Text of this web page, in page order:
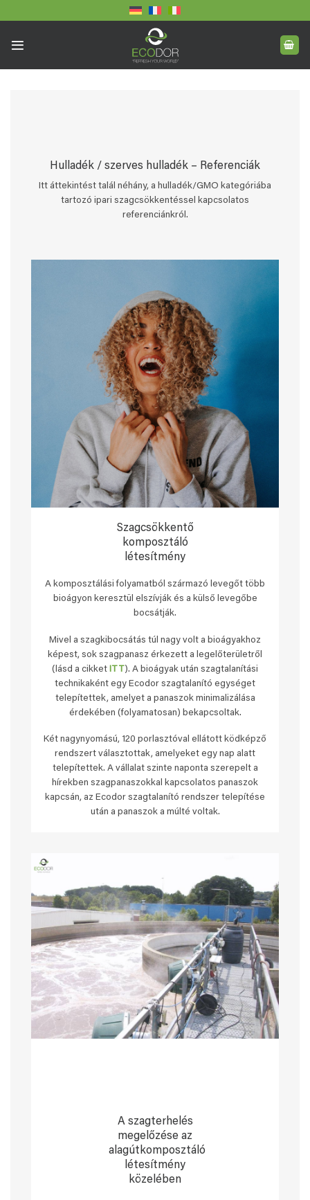
to
Hulladék / szerves hulladék – Referenciák
Itt áttekintést talál néhány, a hulladék/GMO kategóriába
tartozó ipari szagcsökkentéssel kapcsolatos
referenciánkról.
Szagcsökkentő
komposztáló
létesítmény
A komposztálási folyamatból származó levegőt több
bioágyon keresztül elszívják és a külső levegőbe
bocsátják.
Mivel a szagkibocsátás túl nagy volt a bioágyakhoz
képest, sok szagpanasz érkezett a legelőterületről
(lásd a cikket ITT). A bioágyak után szagtalanítási
technikaként egy Ecodor szagtalanító egységet
telepítettek, amelyet a panaszok minimalizálása
érdekében (folyamatosan) bekapcsoltak.
Két nagynyomású, 120 porlasztóval ellátott ködképző
rendszert választottak, amelyeket egy nap alatt
telepítettek. A vállalat szinte naponta szerepelt a
hírekben szagpanaszokkal kapcsolatos panaszok
kapcsán, az Ecodor szagtalanító rendszer telepítése
után a panaszok a múlté voltak.
A szagterhelés
megelőzése az
alagútkomposztáló
létesítmény
közelében